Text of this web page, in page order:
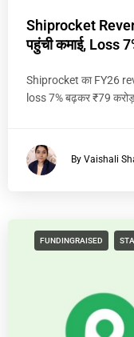
Shiprocket
पहुंची कमाई, Loss
Shiprocket का FY26
loss 7% बढ़कर ₹79
By Vaishali
FUNDINGRAISED